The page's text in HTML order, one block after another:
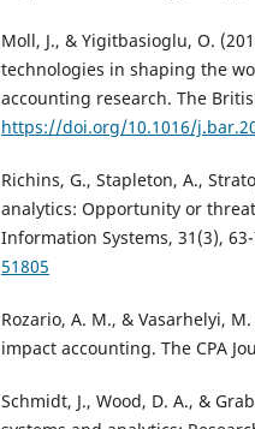
Moll, J., & Yigitbasioglu, O.
technologies in shaping the
accounting research. The
https://doi.org/10.1016/
Richins, G., Stapleton, A.,
analytics: Opportunity or
Information Systems, 31(3),
51805
Rozario, A. M., & Vasarhelyi,
impact accounting. The CPA
Schmidt, J., Wood, D. A., &